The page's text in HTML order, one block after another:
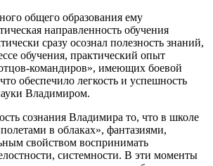
общего образования ему
направленность обучения
сразу осознал полезность знаний,
обучения, практический опыт
командиров», имеющих боевой
обеспечило легкость и успешность
Владимиром.
сознания Владимира то, что в школе
в облаках», фантазиями,
свойством воспринимать
системности. В эти моменты